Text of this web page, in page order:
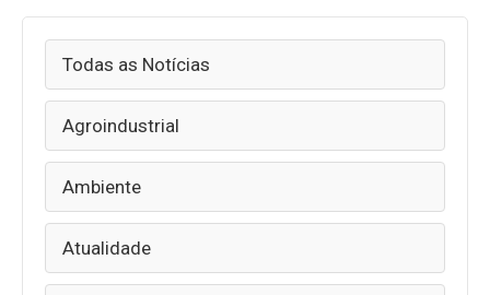
Todas as Notícias
Agroindustrial
Ambiente
Atualidade